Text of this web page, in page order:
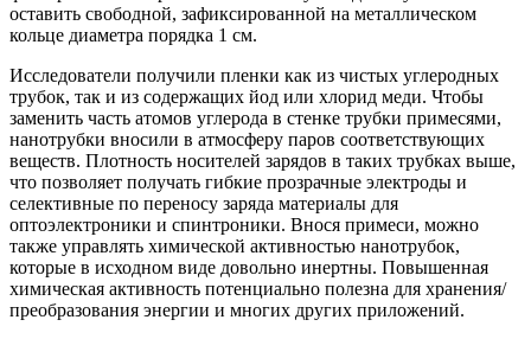
оставить свободной, зафиксированной на металлическом
кольце диаметра порядка 1 см.
Исследователи получили пленки как из чистых углеродных
трубок, так и из содержащих йод или хлорид меди. Чтобы
заменить часть атомов углерода в стенке трубки примесями,
нанотрубки вносили в атмосферу паров соответствующих
веществ. Плотность носителей зарядов в таких трубках выше,
что позволяет получать гибкие прозрачные электроды и
селективные по переносу заряда материалы для
оптоэлектроники и спинтроники. Внося примеси, можно
также управлять химической активностью нанотрубок,
которые в исходном виде довольно инертны. Повышенная
химическая активность потенциально полезна для хранения/
преобразования энергии и многих других приложений.